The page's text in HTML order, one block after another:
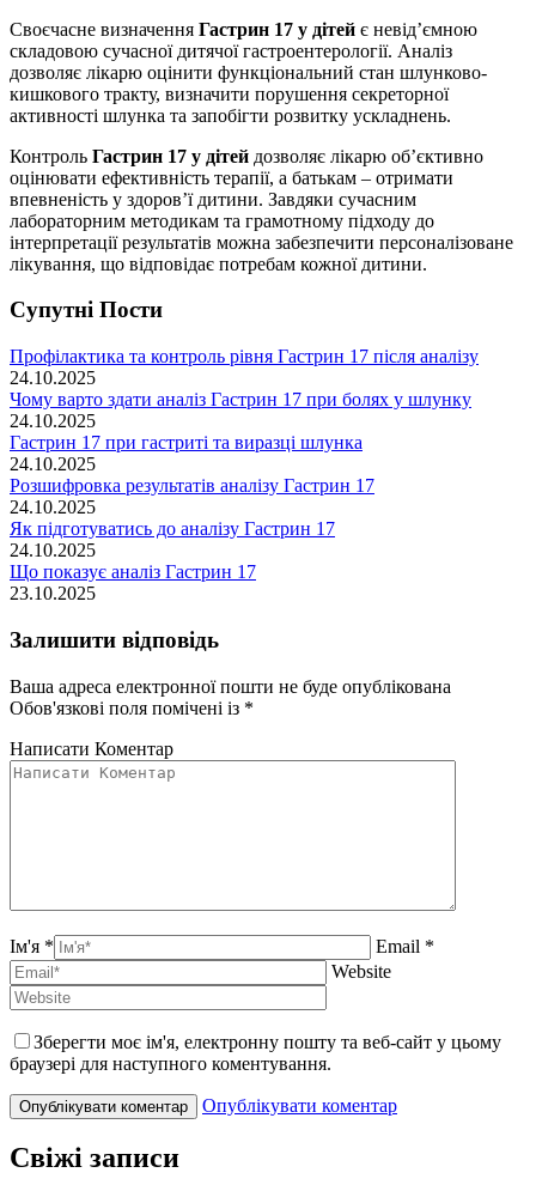
Своєчасне визначення Гастрин 17 у дітей є невід’ємною
складовою сучасної дитячої гастроентерології. Аналіз
дозволяє лікарю оцінити функціональний стан шлунково-
кишкового тракту, визначити порушення секреторної
активності шлунка та запобігти розвитку ускладнень.
Контроль Гастрин 17 у дітей дозволяє лікарю об’єктивно
оцінювати ефективність терапії, а батькам – отримати
впевненість у здоров’ї дитини. Завдяки сучасним
лабораторним методикам та грамотному підходу до
інтерпретації результатів можна забезпечити персоналізоване
лікування, що відповідає потребам кожної дитини.
Супутні Поcти
Профілактика та контроль рівня Гастрин 17 після аналізу
24.10.2025
Чому варто здати аналіз Гастрин 17 при болях у шлунку
24.10.2025
Гастрин 17 при гастриті та виразці шлунка
24.10.2025
Розшифровка результатів аналізу Гастрин 17
24.10.2025
Як підготуватись до аналізу Гастрин 17
24.10.2025
Що показує аналіз Гастрин 17
23.10.2025
Залишити відповідь
Ваша адреса електронної пошти не буде опублікована
Обов'язкові поля помічені із *
Написати Коментар
Ім'я *
Email *
Website
Зберегти моє ім'я, електронну пошту та веб-сайт у цьому
браузері для наступного коментування.
Опублікувати коментар
Свіжі записи